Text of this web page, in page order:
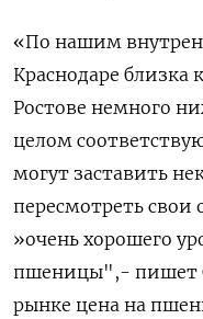
«По нашим
Краснодаре близка
Ростове немного
целом
могут заставить
пересмотреть
»очень хорошего
пшеницы",- пишет
рынке цена на